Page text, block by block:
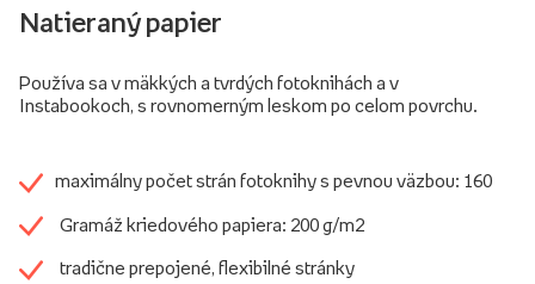
Natieraný papier
Používa sa v mäkkých a tvrdých fotoknihách a v
Instabookoch, s rovnomerným leskom po celom povrchu.
maximálny počet strán fotoknihy s pevnou väzbou: 160
Gramáž kriedového papiera: 200 g/m2
tradične prepojené, flexibilné stránky